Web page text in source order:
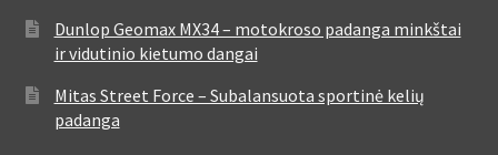
Dunlop Geomax MX34 – motokroso padanga minkštai
ir vidutinio kietumo dangai
Mitas Street Force – Subalansuota sportinė kelių
padanga